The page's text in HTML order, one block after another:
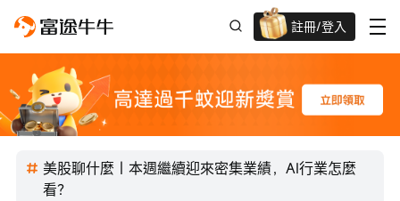
註冊/登入
迎新驚喜賞 股票/BTC等任你揀!
美股聊什麼｜本週繼續迎來密集業績，AI行業怎麼
看？